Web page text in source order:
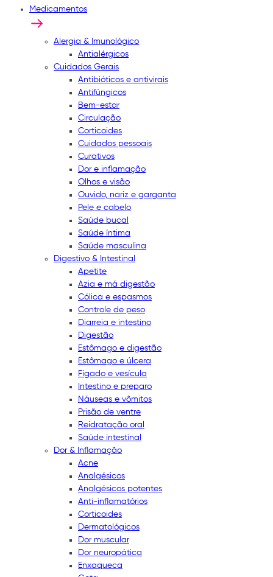
Medicamentos
Alergia & Imunológico
Antialérgicos
Cuidados Gerais
Antibióticos e antivirais
Antifúngicos
Bem-estar
Circulação
Corticoides
Cuidados pessoais
Curativos
Dor e inflamação
Olhos e visão
Ouvido, nariz e garganta
Pele e cabelo
Saúde bucal
Saúde íntima
Saúde masculina
Digestivo & Intestinal
Apetite
Azia e má digestão
Cólica e espasmos
Controle de peso
Diarreia e intestino
Digestão
Estômago e digestão
Estômago e úlcera
Fígado e vesícula
Intestino e preparo
Náuseas e vômitos
Prisão de ventre
Reidratação oral
Saúde intestinal
Dor & Inflamação
Acne
Analgésicos
Analgésicos potentes
Anti-inflamatórios
Corticoides
Dermatológicos
Dor muscular
Dor neuropática
Enxaqueca